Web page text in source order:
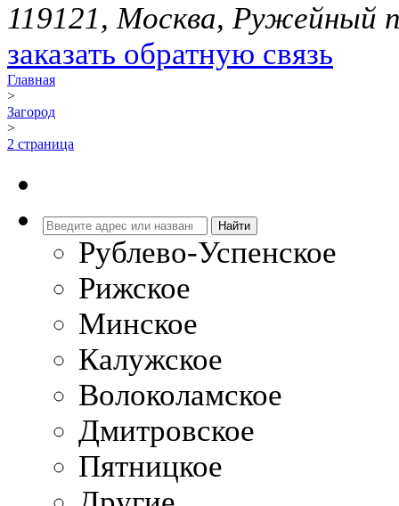
119121, Москва, Ружейный
заказать обратную связь
Главная
>
Загород
>
2 страница
Рублево-Успенское
Рижское
Минское
Калужское
Волоколамское
Дмитровское
Пятницкое